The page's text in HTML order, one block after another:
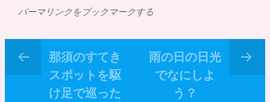
パーマリンクをブックマークする
那須のすてき
スポットを駆
け足で巡った
雨の日の日光
でなにしよ
う？